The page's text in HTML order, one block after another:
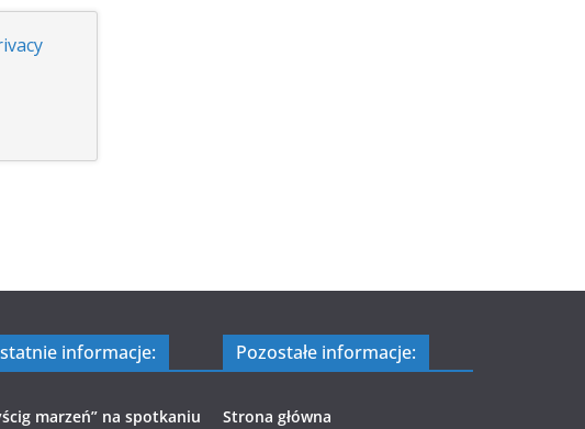
informacje:
marzeń” na spotkaniu
Pozostałe informacje:
Strona główna